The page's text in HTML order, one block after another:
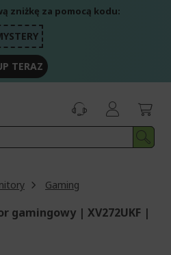
zniżkę za pomocą kodu:
TERAZ
Gaming
gamingowy | XV272UKF |